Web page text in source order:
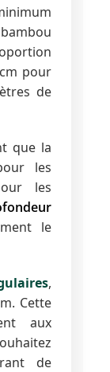
pour
de
que la
les
les
le
,
Cette
aux
de